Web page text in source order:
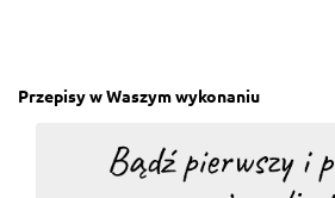
Przepisy w Waszym wykonaniu